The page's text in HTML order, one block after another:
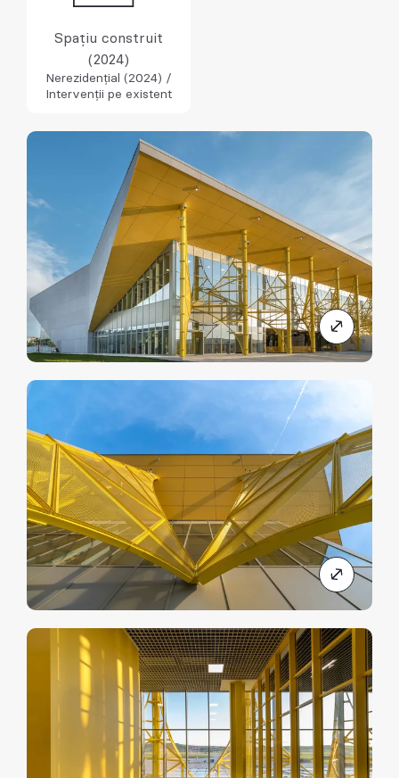
Spațiu construit
(2024)
Nerezidențial (2024) /
Intervenții pe existent